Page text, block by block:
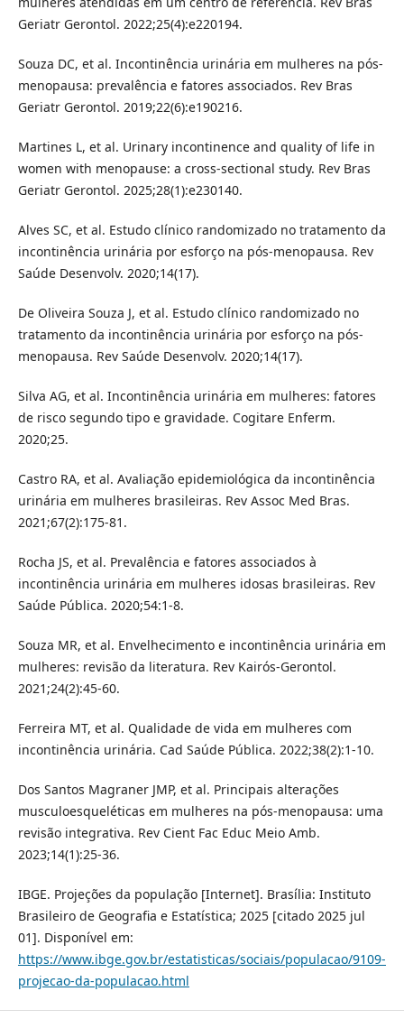
Geriatr Gerontol. 2022;25(4):e220194.
Souza DC, et al. Incontinência urinária em mulheres na pós-
menopausa: prevalência e fatores associados. Rev Bras
Geriatr Gerontol. 2019;22(6):e190216.
Martines L, et al. Urinary incontinence and quality of life in
women with menopause: a cross-sectional study. Rev Bras
Geriatr Gerontol. 2025;28(1):e230140.
Alves SC, et al. Estudo clínico randomizado no tratamento da
incontinência urinária por esforço na pós-menopausa. Rev
Saúde Desenvolv. 2020;14(17).
De Oliveira Souza J, et al. Estudo clínico randomizado no
tratamento da incontinência urinária por esforço na pós-
menopausa. Rev Saúde Desenvolv. 2020;14(17).
Silva AG, et al. Incontinência urinária em mulheres: fatores
de risco segundo tipo e gravidade. Cogitare Enferm.
2020;25.
Castro RA, et al. Avaliação epidemiológica da incontinência
urinária em mulheres brasileiras. Rev Assoc Med Bras.
2021;67(2):175-81.
Rocha JS, et al. Prevalência e fatores associados à
incontinência urinária em mulheres idosas brasileiras. Rev
Saúde Pública. 2020;54:1-8.
Souza MR, et al. Envelhecimento e incontinência urinária em
mulheres: revisão da literatura. Rev Kairós-Gerontol.
2021;24(2):45-60.
Ferreira MT, et al. Qualidade de vida em mulheres com
incontinência urinária. Cad Saúde Pública. 2022;38(2):1-10.
Dos Santos Magraner JMP, et al. Principais alterações
musculoesqueléticas em mulheres na pós-menopausa: uma
revisão integrativa. Rev Cient Fac Educ Meio Amb.
2023;14(1):25-36.
IBGE. Projeções da população [Internet]. Brasília: Instituto
Brasileiro de Geografia e Estatística; 2025 [citado 2025 jul
01]. Disponível em:
https://www.ibge.gov.br/estatisticas/sociais/populacao/9109-
projecao-da-populacao.html